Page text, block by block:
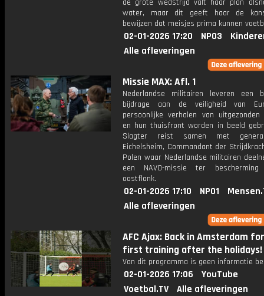
de grote wedstrijd valt haar plan
water, maar dit geeft haar de
bewijzen dat meisjes prima kunnen
02-01-2026 17:20 NPO3
Alle afleveringen
Missie MAX: Afl. 1
Nederlandse militairen leveren een
bijdrage aan de veiligheid van
persoonlijke verhalen van
en hun thuisfront worden in beeld
Slagter reist samen met
Eichelsheim, Commandant der
Polen waar Nederlandse militairen
een NAVO-missie ter
oostflank.
02-01-2026 17:10 NPO1
Alle afleveringen
AFC Ajax: Back in Amsterdam
first training after the holidays!
Van dit programma is geen informatie
02-01-2026 17:06
YouTube
Voetbal.TV
Alle afleveringen